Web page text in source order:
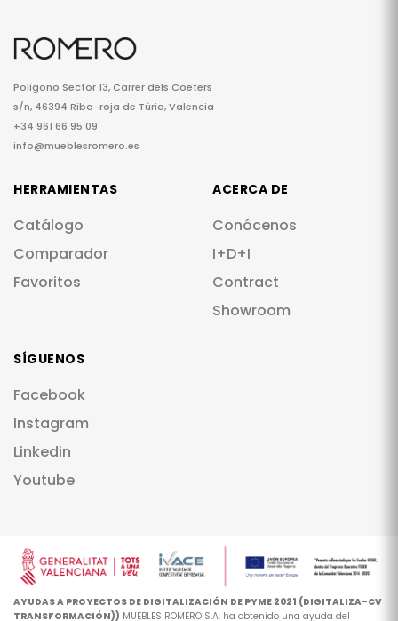
Polígono Sector 13, Carrer dels Coeters
s/n, 46394 Riba-roja de Túria, Valencia
+34 961 66 95 09
info@mueblesromero.es
HERRAMIENTAS
Catálogo
Comparador
Favoritos
ACERCA DE
Conócenos
I+D+I
Contract
Showroom
SÍGUENOS
Facebook
Instagram
Linkedin
Youtube
AYUDAS A PROYECTOS DE DIGITALIZACIÓN DE PYME 2021 (DIGITALIZA-CV
TRANSFORMACIÓN)) MUEBLES ROMERO S.A. ha obtenido una ayuda del